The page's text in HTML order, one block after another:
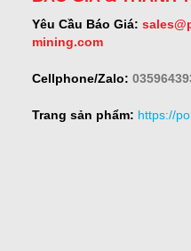
Yêu Cầu Báo Giá:
mining.com
Cellphone/Zalo:
Trang sản phẩm: https://